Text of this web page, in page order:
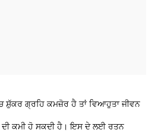
ਸ਼ੁੱਕਰ ਗ੍ਰਹਿ ਕਮਜ਼ੋਰ ਹੈ ਤਾਂ ਵਿਆਹੁਤਾ ਜੀਵਨ
ਦੀ ਕਮੀ ਹੋ ਸਕਦੀ ਹੈ। ਇਸ ਦੇ ਲਈ ਰਤਨ